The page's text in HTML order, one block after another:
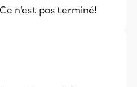
n'est pas terminé!